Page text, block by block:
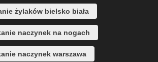
żylaków bielsko biała
naczynek na nogach
naczynek warszawa